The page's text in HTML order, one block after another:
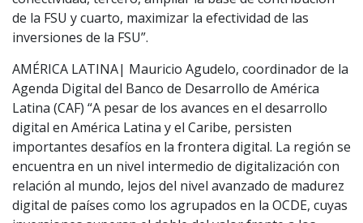
de la FSU y cuarto, maximizar la efectividad de las
inversiones de la FSU”.
AMÉRICA LATINA| Mauricio Agudelo, coordinador de la
Agenda Digital del Banco de Desarrollo de América
Latina (CAF) “A pesar de los avances en el desarrollo
digital en América Latina y el Caribe, persisten
importantes desafíos en la frontera digital. La región se
encuentra en un nivel intermedio de digitalización con
relación al mundo, lejos del nivel avanzado de madurez
digital de países como los agrupados en la OCDE, cuyas